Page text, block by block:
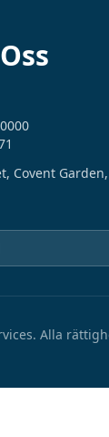
Covent Garden,
Alla